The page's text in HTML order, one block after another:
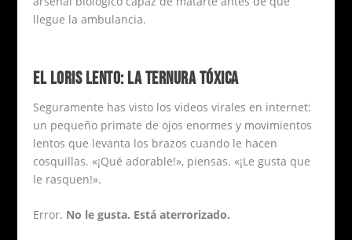
llegue la ambulancia.
EL LORIS LENTO: LA TERNURA TÓXICA
Seguramente has visto los videos virales en internet:
un pequeño primate de ojos enormes y movimientos
lentos que levanta los brazos cuando le hacen
cosquillas. «¡Qué adorable!», piensas. «¡Le gusta que
le rasquen!».
Error. No le gusta. Está aterrorizado.